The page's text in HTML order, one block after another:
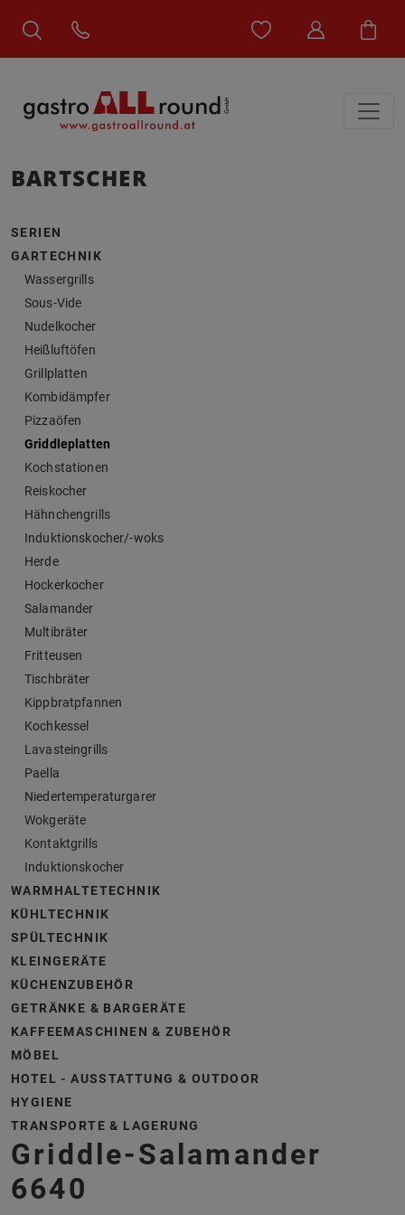
BARTSCHER
SERIEN
GARTECHNIK
Wassergrills
Sous-Vide
Nudelkocher
Heißluftöfen
Grillplatten
Kombidämpfer
Pizzaöfen
Griddleplatten
Kochstationen
Reiskocher
Hähnchengrills
Induktionskocher/-woks
Herde
Hockerkocher
Salamander
Multibräter
Fritteusen
Tischbräter
Kippbratpfannen
Kochkessel
Lavasteingrills
Paella
Niedertemperaturgarer
Wokgeräte
Kontaktgrills
Induktionskocher
WARMHALTETECHNIK
KÜHLTECHNIK
SPÜLTECHNIK
KLEINGERÄTE
KÜCHENZUBEHÖR
GETRÄNKE & BARGERÄTE
KAFFEEMASCHINEN & ZUBEHÖR
MÖBEL
HOTEL - AUSSTATTUNG & OUTDOOR
HYGIENE
TRANSPORTE & LAGERUNG
Griddle-Salamander
6640